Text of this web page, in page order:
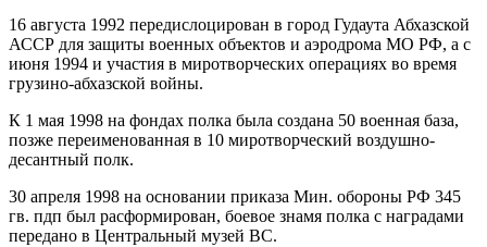
16 августа 1992 передислоцирован в город Гудаута Абхазской
АССР для защиты военных объектов и аэродрома МО РФ, а с
июня 1994 и участия в миротворческих операциях во время
грузино-абхазской войны.
К 1 мая 1998 на фондах полка была создана 50 военная база,
позже переименованная в 10 миротворческий воздушно-
десантный полк.
30 апреля 1998 на основании приказа Мин. обороны РФ 345
гв. пдп был расформирован, боевое знамя полка с наградами
передано в Центральный музей ВС.